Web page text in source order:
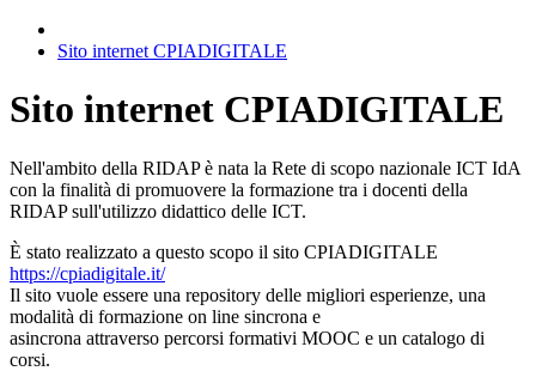
Sito internet CPIADIGITALE
Sito internet CPIADIGITALE
Nell'ambito della RIDAP è nata la Rete di scopo nazionale ICT IdA
con la finalità di promuovere la formazione tra i docenti della
RIDAP sull'utilizzo didattico delle ICT.
È stato realizzato a questo scopo il sito CPIADIGITALE
https://cpiadigitale.it/
Il sito vuole essere una repository delle migliori esperienze, una
modalità di formazione on line sincrona e
asincrona attraverso percorsi formativi MOOC e un catalogo di
corsi.